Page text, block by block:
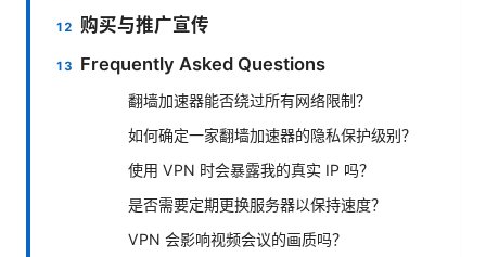
购买与推广宣传
Frequently Asked Questions
翻墙加速器能否绕过所有网络限制？
如何确定一家翻墙加速器的隐私保护级别？
使用 VPN 时会暴露我的真实 IP 吗？
是否需要定期更换服务器以保持速度？
VPN 会影响视频会议的画质吗？